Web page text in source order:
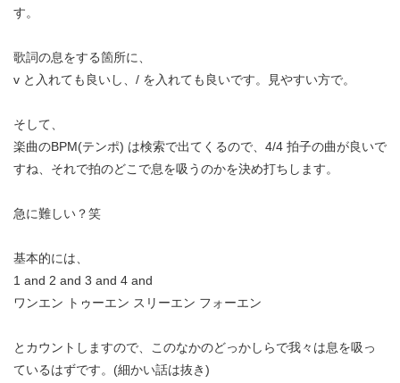
す。
歌詞の息をする箇所に、
v と入れても良いし、/ を入れても良いです。見やすい方で。
そして、
楽曲のBPM(テンポ) は検索で出てくるので、4/4 拍子の曲が良いで
すね、それで拍のどこで息を吸うのかを決め打ちします。
急に難しい？笑
基本的には、
1 and 2 and 3 and 4 and
ワンエン トゥーエン スリーエン フォーエン
とカウントしますので、このなかのどっかしらで我々は息を吸っ
ているはずです。(細かい話は抜き)